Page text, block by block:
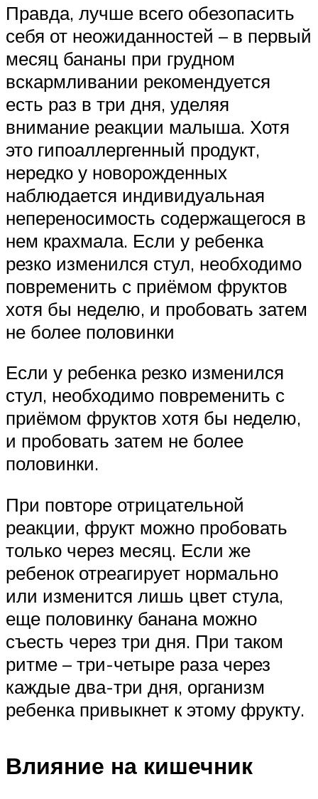
Правда, лучше всего обезопасить
себя от неожиданностей – в первый
месяц бананы при грудном
вскармливании рекомендуется
есть раз в три дня, уделяя
внимание реакции малыша. Хотя
это гипоаллергенный продукт,
нередко у новорожденных
наблюдается индивидуальная
непереносимость содержащегося в
нем крахмала. Если у ребенка
резко изменился стул, необходимо
повременить с приёмом фруктов
хотя бы неделю, и пробовать затем
не более половинки
Если у ребенка резко изменился
стул, необходимо повременить с
приёмом фруктов хотя бы неделю,
и пробовать затем не более
половинки.
При повторе отрицательной
реакции, фрукт можно пробовать
только через месяц. Если же
ребенок отреагирует нормально
или изменится лишь цвет стула,
еще половинку банана можно
съесть через три дня. При таком
ритме – три-четыре раза через
каждые два-три дня, организм
ребенка привыкнет к этому фрукту.
Влияние на кишечник